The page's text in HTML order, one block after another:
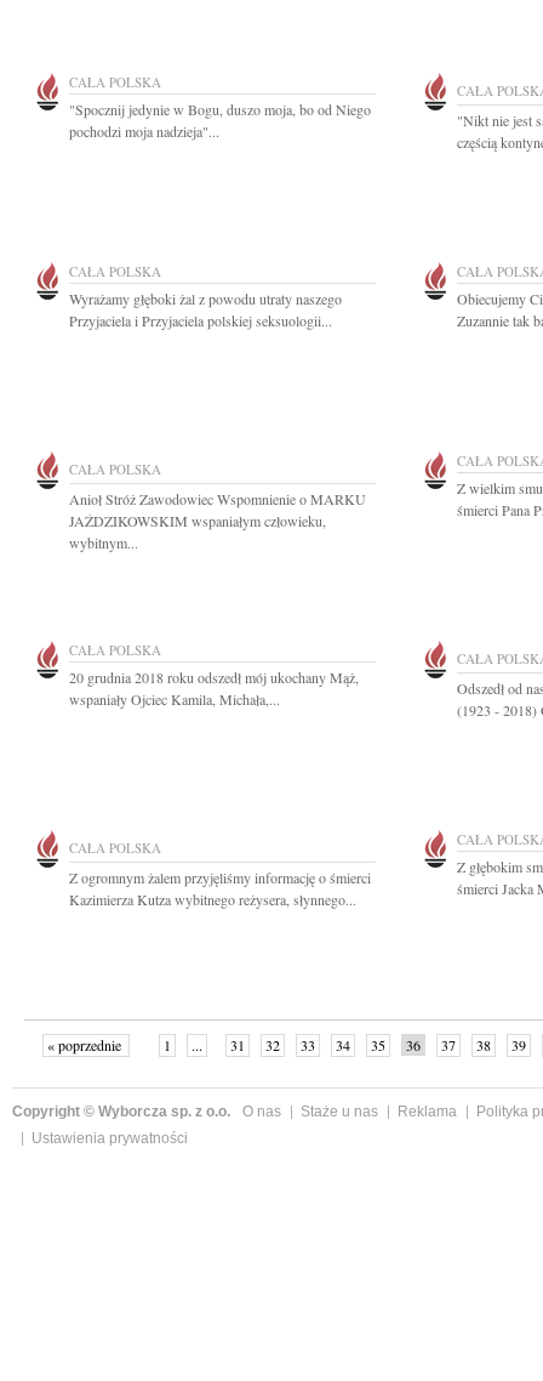
CAŁA POLSKA
"Spocznij jedynie w Bogu, duszo moja, bo od Niego
pochodzi moja nadzieja"...
CAŁA
"Nikt nie jest
częścią
CAŁA POLSKA
Wyrażamy głęboki żal z powodu utraty naszego
Przyjaciela i Przyjaciela polskiej seksuologii...
CAŁA
Obiecujemy
Zuzannie tak
CAŁA POLSKA
Anioł Stróż Zawodowiec Wspomnienie o MARKU
JAŹDZIKOWSKIM wspaniałym człowieku,
wybitnym...
CAŁA
Z wielkim
śmierci Pana
CAŁA POLSKA
20 grudnia 2018 roku odszedł mój ukochany Mąż,
wspaniały Ojciec Kamila, Michała,...
CAŁA
Odszedł od
(1923 - 2018)
CAŁA POLSKA
Z ogromnym żalem przyjęliśmy informację o śmierci
Kazimierza Kutza wybitnego reżysera, słynnego...
CAŁA
Z głębokim
śmierci Jacka
« poprzednie 1 ... 31 32 33 34 35 36 37 38
39
Copyright © Wyborcza sp. z o.o. O nas Staże u nas Reklama
Polityka
Ustawienia prywatności